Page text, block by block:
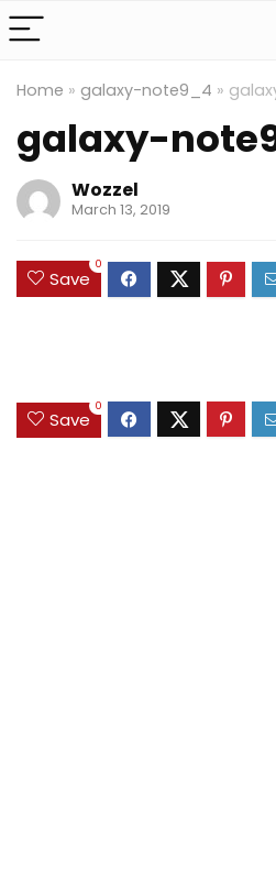
Home » galaxy-note9_4 »
galaxy-
Wozzel
March 13, 2019
Save
0
Save
0